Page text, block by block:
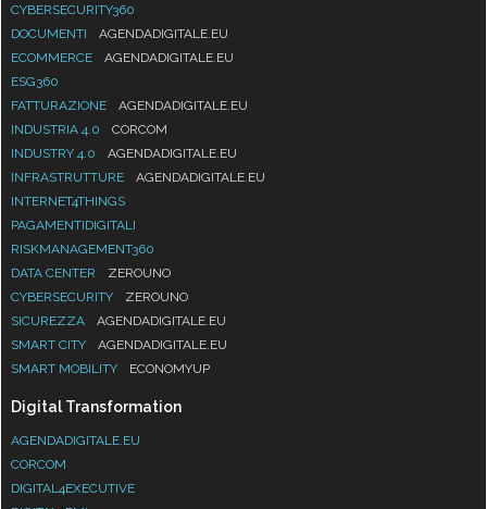
CYBERSECURITY360
DOCUMENTI
AGENDADIGITALE.EU
ECOMMERCE
AGENDADIGITALE.EU
ESG360
FATTURAZIONE
AGENDADIGITALE.EU
INDUSTRIA 4.0
CORCOM
INDUSTRY 4.0
AGENDADIGITALE.EU
INFRASTRUTTURE
AGENDADIGITALE.EU
INTERNET4THINGS
PAGAMENTIDIGITALI
RISKMANAGEMENT360
DATA CENTER
ZEROUNO
CYBERSECURITY
ZEROUNO
SICUREZZA
AGENDADIGITALE.EU
SMART CITY
AGENDADIGITALE.EU
SMART MOBILITY
ECONOMYUP
Digital Transformation
AGENDADIGITALE.EU
CORCOM
DIGITAL4EXECUTIVE